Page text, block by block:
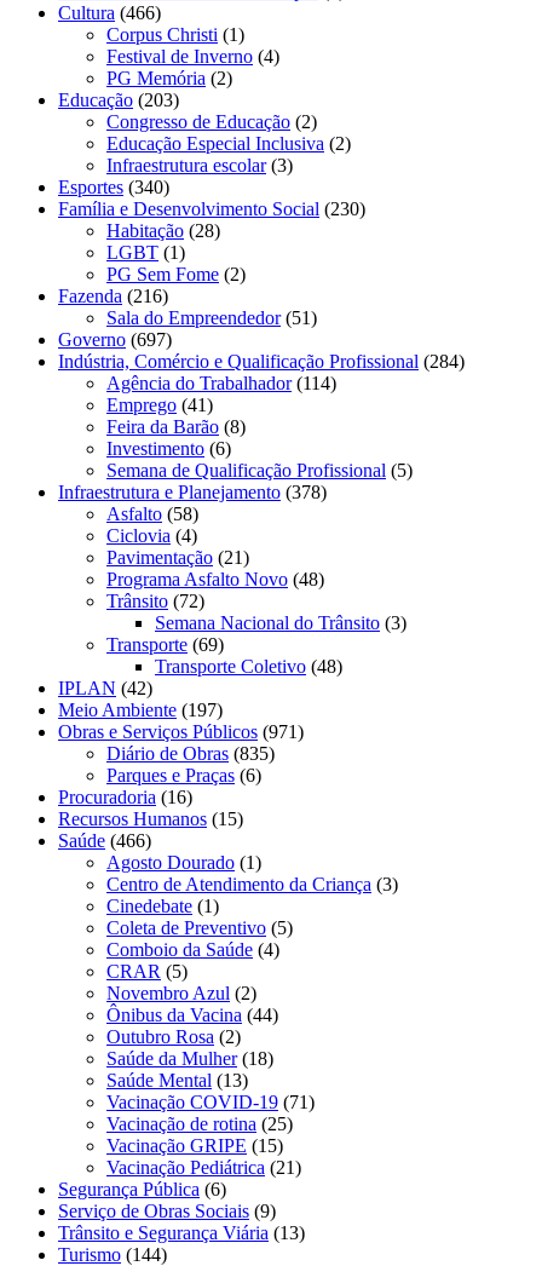
Cultura (466)
Corpus Christi (1)
Festival de Inverno (4)
PG Memória (2)
Educação (203)
Congresso de Educação (2)
Educação Especial Inclusiva (2)
Infraestrutura escolar(3)
Esportes (340)
Família e Desenvolvimento Social (230)
Habitação (28)
LGBT (1)
PG Sem Fome (2)
Fazenda (216)
Sala do Empreendedor(51)
Governo (697)
Indústria, Comércio e Qualificação Profissional (284)
Agência do Trabalhador(114)
Emprego (41)
Feira da Barão (8)
Investimento (6)
Semana de Qualificação Profissional (5)
Infraestrutura e Planejamento (378)
Asfalto (58)
Ciclovia (4)
Pavimentação (21)
Programa Asfalto Novo (48)
Trânsito (72)
Semana Nacional do Trânsito (3)
Transporte (69)
Transporte Coletivo (48)
IPLAN (42)
Meio Ambiente (197)
Obras e Serviços Públicos (971)
Diário de Obras (835)
Parques e Praças (6)
Procuradoria (16)
Recursos Humanos (15)
Saúde (466)
Agosto Dourado (1)
Centro de Atendimento da Criança (3)
Cinedebate (1)
Coleta de Preventivo (5)
Comboio da Saúde (4)
CRAR (5)
Novembro Azul (2)
Ônibus da Vacina (44)
Outubro Rosa (2)
Saúde da Mulher(18)
Saúde Mental (13)
Vacinação COVID-19 (71)
Vacinação de rotina (25)
Vacinação GRIPE (15)
Vacinação Pediátrica (21)
Segurança Pública (6)
Serviço de Obras Sociais (9)
Trânsito e Segurança Viária (13)
Turismo (144)